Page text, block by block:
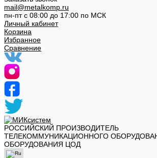
mail@metalkomp.ru
пн-пт с 08:00 до 17:00 по МСК
Личный кабинет
Корзина
Избранное
Сравнение
РОССИЙСКИЙ ПРОИЗВОДИТЕЛЬ
ТЕЛЕКОММУНИКАЦИОННОГО
ОБОРУДОВАНИЯ ЦОД